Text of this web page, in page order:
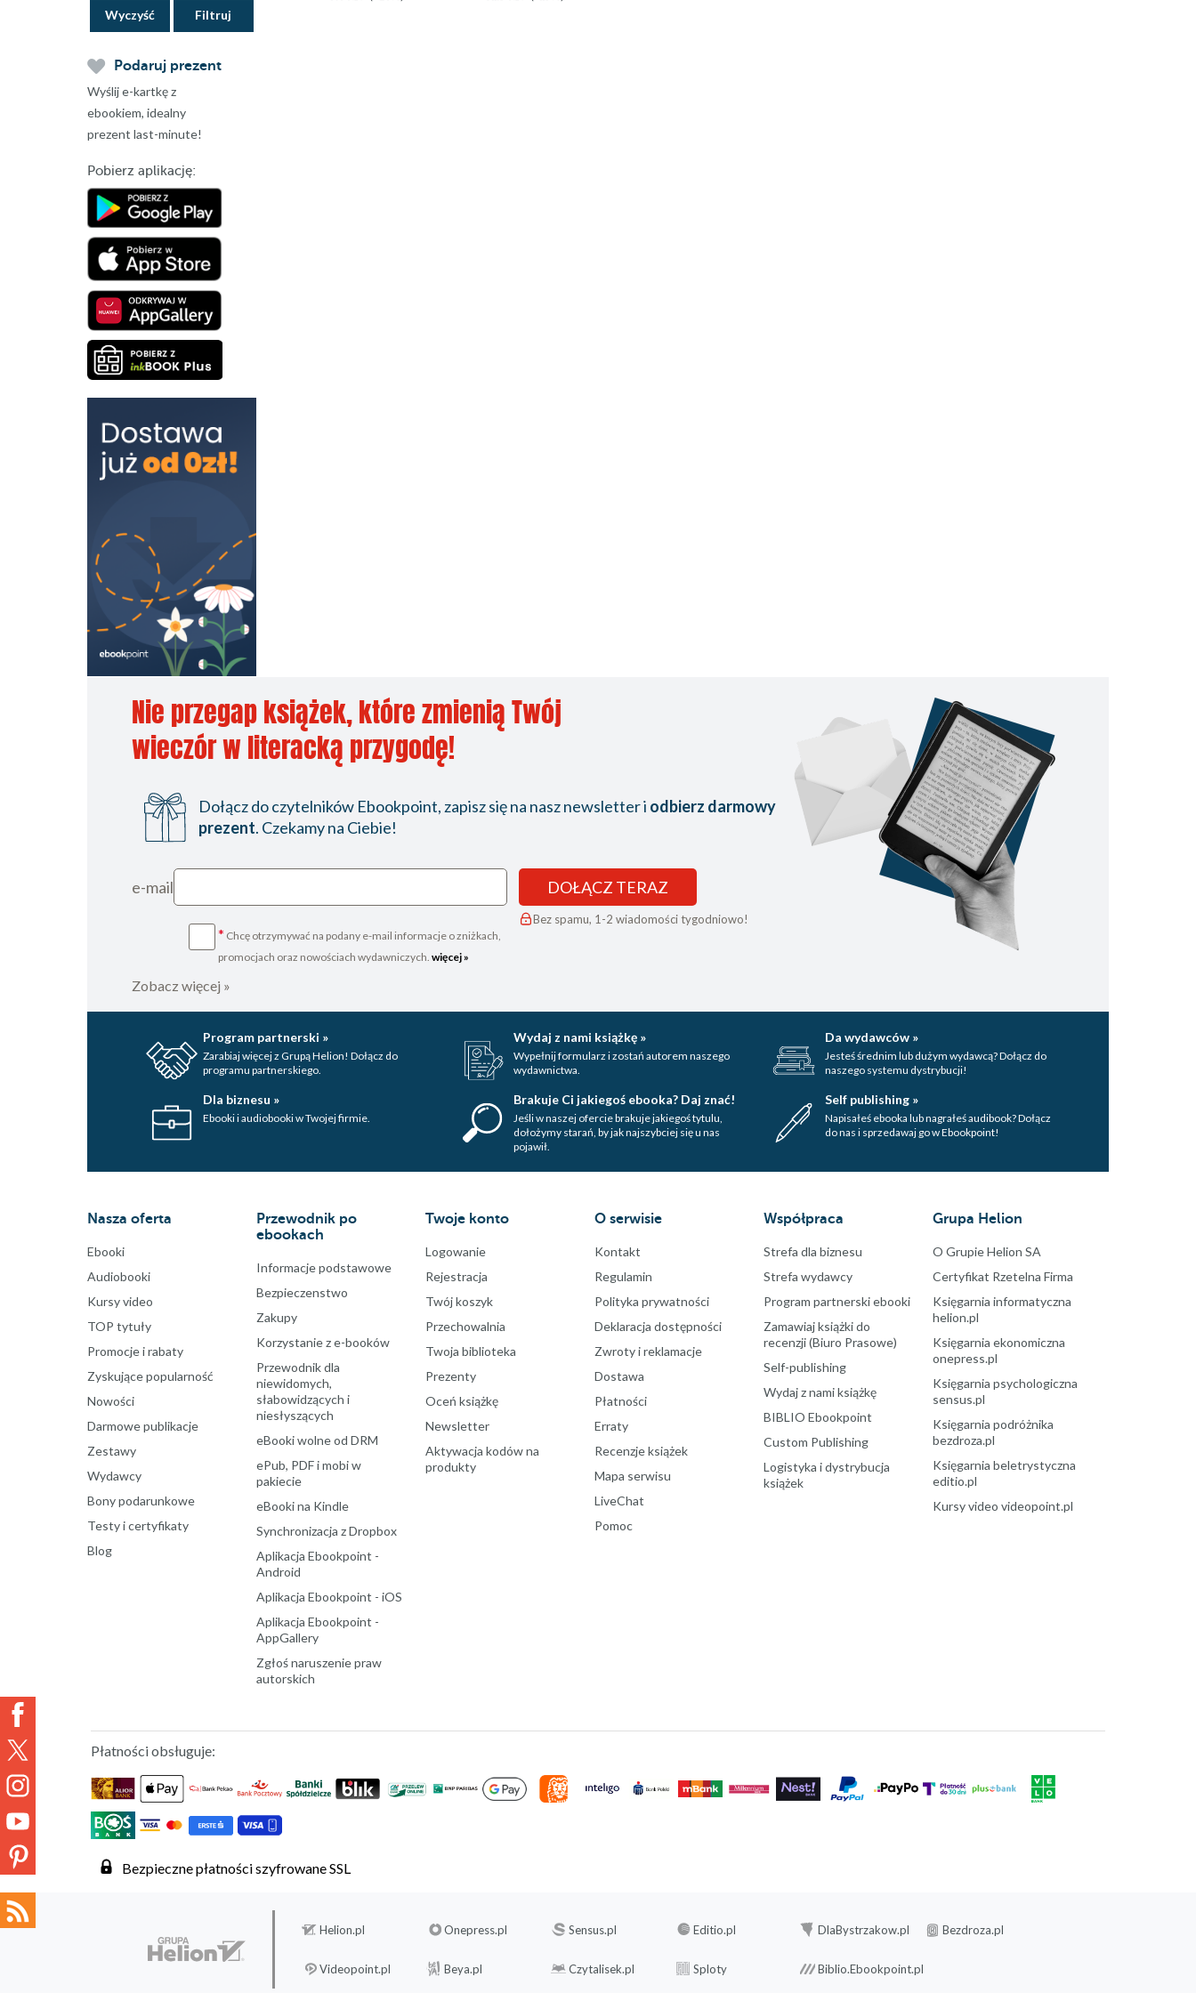
Wyczyść
Podaruj prezent
Wyślij e-kartkę z
ebookiem, idealny
prezent last-minute!
Pobierz aplikację:
Nie przegap książek, które zmienią Twój
wieczór w literacką przygodę!
Dołącz do czytelników Ebookpoint, zapisz się na nasz newsletter i odbierz darmowy
prezent. Czekamy na Ciebie!
e-mail
* Chcę otrzymywać na podany e-mail informacje o zniżkach,
promocjach oraz nowościach wydawniczych. więcej »
DOŁĄCZ TERAZ
Bez spamu, 1-2 wiadomości tygodniowo!
Zobacz więcej »
Program partnerski »
Zarabiaj więcej z Grupą Helion! Dołącz do
programu partnerskiego.
Wydaj z nami książkę »
Wypełnij formularz i zostań autorem naszego
wydawnictwa.
Da wydawców »
Jesteś średnim lub dużym wydawcą? Dołącz do
naszego systemu dystrybucji!
Dla biznesu »
Ebooki i audiobooki w Twojej firmie.
Brakuje Ci jakiegoś ebooka? Daj znać!
Jeśli w naszej ofercie brakuje jakiegoś tytulu,
dołożymy starań, by jak najszybciej się u nas
pojawił.
Self publishing »
Napisałeś ebooka lub nagrałeś audibook? Dołącz
do nas i sprzedawaj go w Ebookpoint!
Nasza oferta
Ebooki
Audiobooki
Kursy video
TOP tytuły
Promocje i rabaty
Zyskujące popularność
Nowości
Darmowe publikacje
Zestawy
Wydawcy
Bony podarunkowe
Testy i certyfikaty
Blog
Przewodnik po
ebookach
Informacje podstawowe
Bezpieczenstwo
Zakupy
Korzystanie z e-booków
Przewodnik dla
niewidomych,
słabowidzących i
niesłyszących
eBooki wolne od DRM
ePub, PDF i mobi w
pakiecie
eBooki na Kindle
Synchronizacja z Dropbox
Aplikacja Ebookpoint -
Android
Aplikacja Ebookpoint - iOS
Aplikacja Ebookpoint -
AppGallery
Zgłoś naruszenie praw
autorskich
Twoje konto
Logowanie
Rejestracja
Twój koszyk
Przechowalnia
Twoja biblioteka
Prezenty
Oceń książkę
Newsletter
Aktywacja kodów na
produkty
O serwisie
Kontakt
Regulamin
Polityka prywatności
Deklaracja dostępności
Zwroty i reklamacje
Dostawa
Płatności
Erraty
Recenzje książek
Mapa serwisu
LiveChat
Pomoc
Współpraca
Strefa dla biznesu
Strefa wydawcy
Program partnerski ebooki
Zamawiaj książki do
recenzji (Biuro Prasowe)
Self-publishing
Wydaj z nami książkę
BIBLIO Ebookpoint
Custom Publishing
Logistyka i dystrybucja
książek
Grupa Helion
O Grupie Helion SA
Certyfikat Rzetelna Firma
Księgarnia informatyczna
helion.pl
Księgarnia ekonomiczna
onepress.pl
Księgarnia psychologiczna
sensus.pl
Księgarnia podróżnika
bezdroza.pl
Księgarnia beletrystyczna
editio.pl
Kursy video videopoint.pl
Płatności obsługuje:
Bezpieczne płatności szyfrowane SSL
Helion.pl Onepress.pl Sensus.pl Editio.pl DlaBystrzakow.pl Bezdroza.pl
Videopoint.pl Beya.pl Czytalisek.pl Sploty Biblio.Ebookpoint.pl